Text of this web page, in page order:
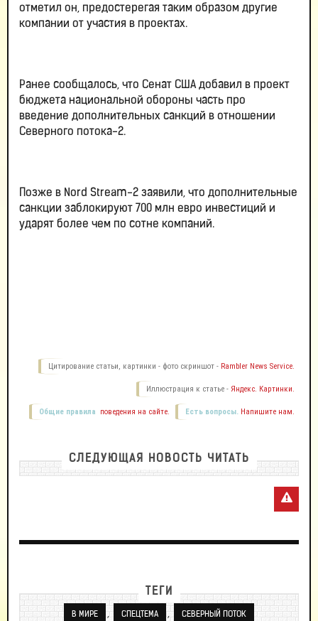
отметил он, предостерегая таким образом другие
компании от участия в проектах.
Ранее сообщалось, что Сенат США добавил в проект
бюджета национальной обороны часть про
введение дополнительных санкций в отношении
Северного потока-2.
Позже в Nord Stream-2 заявили, что дополнительные
санкции заблокируют 700 млн евро инвестиций и
ударят более чем по сотне компаний.
Цитирование статьи, картинки - фото скриншот - Rambler News Service.
Иллюстрация к статье - Яндекс. Картинки.
Есть вопросы. Напишите нам.
Общие правила поведения на сайте.
СЛЕДУЮЩАЯ НОВОСТЬ ЧИТАТЬ
ТЕГИ
В МИРЕ , СПЕЦТЕМА , СЕВЕРНЫЙ ПОТОК